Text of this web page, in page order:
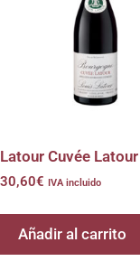
Latour Cuvée
30,60€ IVA incluido
Añadir al carrito